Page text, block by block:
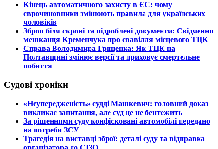
​Кінець автоматичного захисту в ЄС: чому
єврочиновники змінюють правила для українських
чоловіків
​Зброя біля скроні та підроблені документи: Свідчення
мешканця Кременчука про свавілля місцевого ТЦК
​Справа Володимира Гриценка: Як ТЦК на
Полтавщині змінює версії та приховує смертельне
побиття
Судові хроніки
​«Неупередженість» судді Машкевич: головний доказ
викликає запитання, але суд це не бентежить
​За рішеннями суду конфісковані автомобілі передано
на потреби ЗСУ
​Трагедія на виставці зброї: деталі суду та відправка
організатора до СІЗО